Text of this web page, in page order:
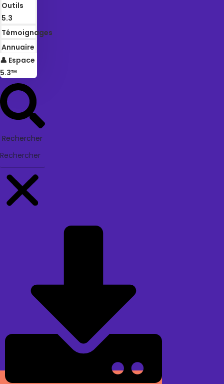
Outils
5.3
Témoignages
Annuaire
👤 Espace
5.3™
Rechercher